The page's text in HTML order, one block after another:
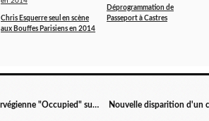
Chris Esquerre seul en scène
aux Bouffes Parisiens en 2014
Déprogrammation de
Passeport à Castres
Dernière saison de la série norvégienne "Occupied" sur arte.tv